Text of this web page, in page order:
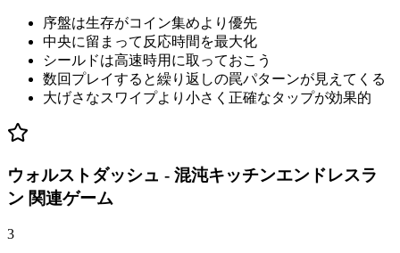
序盤は生存がコイン集めより優先
中央に留まって反応時間を最大化
シールドは高速時用に取っておこう
数回プレイすると繰り返しの罠パターンが見えてくる
大げさなスワイプより小さく正確なタップが効果的
ウォルストダッシュ - 混沌キッチンエンドレスラ
ン 関連ゲーム
3